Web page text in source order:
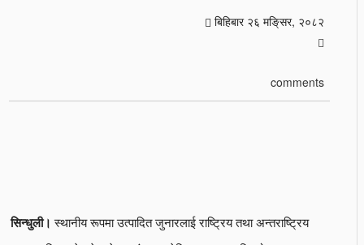
बिहिबार २६ मङि्सर, २०८२
comments
सिन्धुली। स्थानीय रूपमा उत्पादित जुनारलाई राष्ट्रिय तथा अन्तराष्ट्रिय